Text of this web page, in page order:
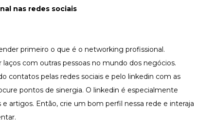
nas redes sociais
primeiro o que é o networking profissional.
com outras pessoas no mundo dos negócios.
contatos pelas redes sociais e pelo linkedin com as
pontos de sinergia. O linkedin é especialmente
e artigos. Então, crie um bom perfil nessa rede e interaja